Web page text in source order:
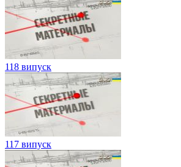
118 випуск
117 випуск